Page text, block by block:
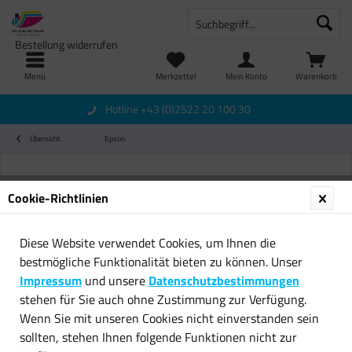
Menü Warenkorb
Merkzettel
Bestellung widerrufen
Mein Konto
Hotline +43 (0)2522 20 100 30
Übersicht Epson
Cookie-Richtlinien
Diese Website verwendet Cookies, um Ihnen die
bestmögliche Funktionalität bieten zu können. Unser
Impressum und unsere Datenschutzbestimmungen
stehen für Sie auch ohne Zustimmung zur Verfügung.
Wenn Sie mit unseren Cookies nicht einverstanden sein
sollten, stehen Ihnen folgende Funktionen nicht zur